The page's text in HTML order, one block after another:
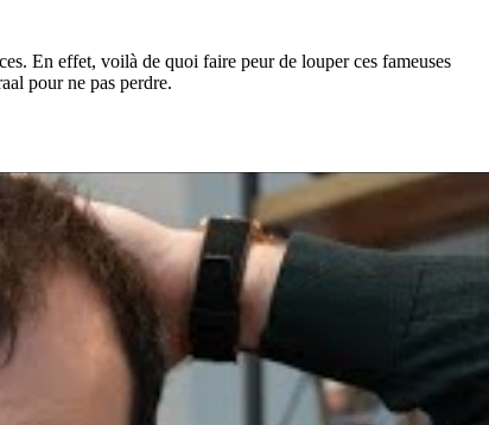
En effet, voilà de quoi faire peur de louper ces fameuses
pour ne pas perdre.